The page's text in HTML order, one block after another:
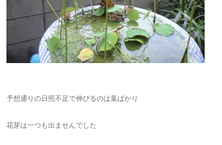
予想通りの日照不足で伸びるのは葉ばかり
花芽は一つも出ませんでした